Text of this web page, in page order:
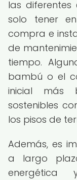
las diferentes
solo tener
compra e
de
tiempo.
bambú o el
inicial más
sostenibles
los pisos de
Además, es
a largo
energética